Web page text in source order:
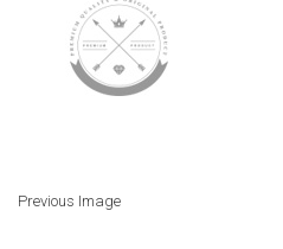
Previous Image